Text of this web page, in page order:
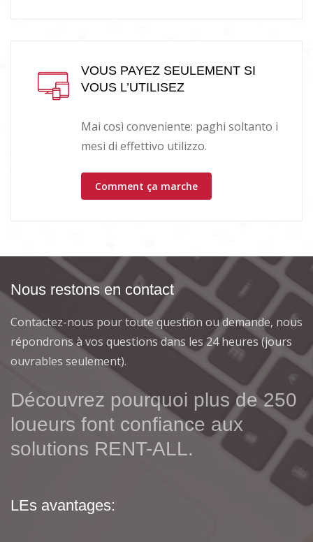
VOUS PAYEZ SEULEMENT SI
VOUS L’UTILISEZ
Mai così conveniente: paghi soltanto i
mesi di effettivo utilizzo.
Comment ça marche
Nous restons en contact
Contactez-nous pour toute question ou demande, nous
répondrons à vos questions dans les 24 heures (jours
ouvrables seulement).
Découvrez pourquoi plus de 250
loueurs font confiance aux
solutions RENT-ALL.
LEs avantages: